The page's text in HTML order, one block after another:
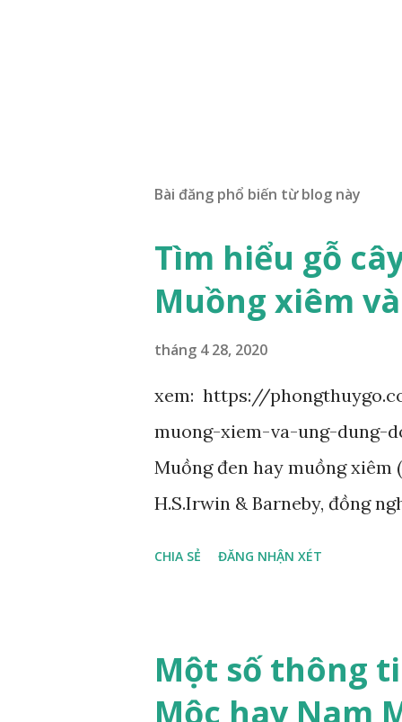
Bài đăng phổ biến từ blog này
Tìm hiểu gỗ
Muồng xiêm
tháng 4 28, 2020
xem: https://
muong-xiem-va-ung-dung-
Muồng đen hay muồng xiêm
H.S.Irwin & Barneby, đồng
Là loài cây trung tính, thiên
Vỏ gần nhẵn, cành non có
CHIA SẺ ĐĂNG NHẬN XÉT
Một số thông
Mộc hay Nam